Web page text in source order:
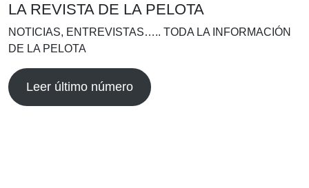
LA REVISTA DE LA PELOTA
NOTICIAS, ENTREVISTAS….. TODA LA INFORMACIÓN
DE LA PELOTA
Leer último número